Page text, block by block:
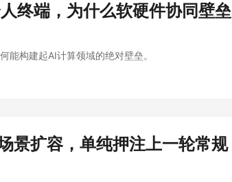
终端，为什么软硬件协同壁垒
能构建起AI计算领域的绝对壁垒。
景扩容，单纯押注上一轮常规